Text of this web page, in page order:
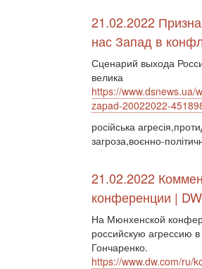
21.02.2022
нас Запад в
Сценарий выхода
велика
https://
zapad-20022022-
російська
загроза,воєнно-
21.02.2022
конференции |
На Мюнхенской
российскую агрессию
Гончаренко.
https://www.dw.com/ru/